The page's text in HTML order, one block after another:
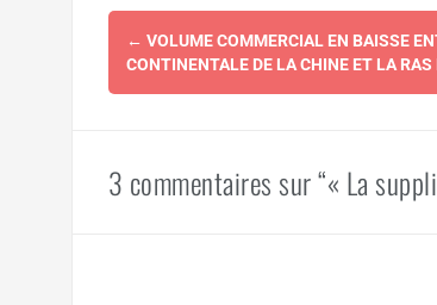
Navigation
d'article
← VOLUME COMMERCIAL EN BAISSE
CONTINENTALE DE LA CHINE ET LA RAS
3 commentaires sur “« La